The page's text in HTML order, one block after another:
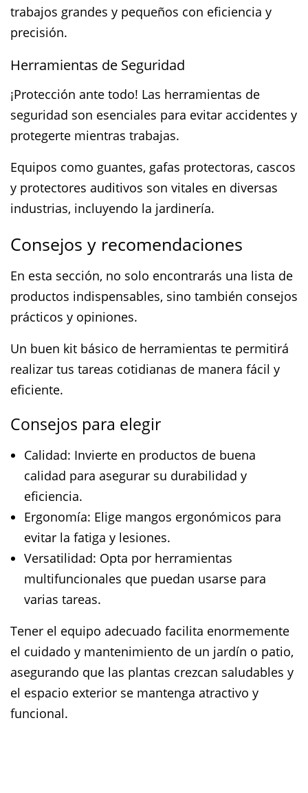
trabajos grandes y pequeños con eficiencia y
precisión.
Herramientas de Seguridad
¡Protección ante todo! Las herramientas de
seguridad son esenciales para evitar accidentes y
protegerte mientras trabajas.
Equipos como guantes, gafas protectoras, cascos
y protectores auditivos son vitales en diversas
industrias, incluyendo la jardinería.
Consejos y recomendaciones
En esta sección, no solo encontrarás una lista de
productos indispensables, sino también consejos
prácticos y opiniones.
Un buen kit básico de herramientas te permitirá
realizar tus tareas cotidianas de manera fácil y
eficiente.
Consejos para elegir
Calidad: Invierte en productos de buena
calidad para asegurar su durabilidad y
eficiencia.
Ergonomía: Elige mangos ergonómicos para
evitar la fatiga y lesiones.
Versatilidad: Opta por herramientas
multifuncionales que puedan usarse para
varias tareas.
Tener el equipo adecuado facilita enormemente
el cuidado y mantenimiento de un jardín o patio,
asegurando que las plantas crezcan saludables y
el espacio exterior se mantenga atractivo y
funcional.